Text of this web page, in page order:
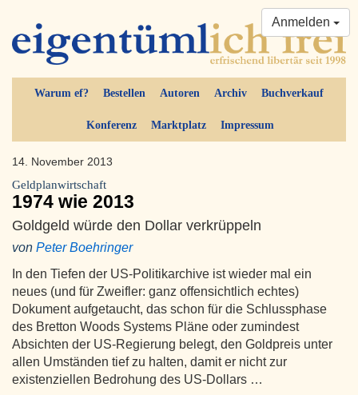
Warum ef? Bestellen Autoren Archiv Buchverkauf
Konferenz Marktplatz Impressum
Anmelden
14. November 2013
Geldplanwirtschaft
1974 wie 2013
Goldgeld würde den Dollar verkrüppeln
von Peter Boehringer
In den Tiefen der US-Politikarchive ist wieder mal ein
neues (und für Zweifler: ganz offensichtlich echtes)
Dokument aufgetaucht, das schon für die Schlussphase
des Bretton Woods Systems Pläne oder zumindest
Absichten der US-Regierung belegt, den Goldpreis unter
allen Umständen tief zu halten, damit er nicht zur
existenziellen Bedrohung des US-Dollars …